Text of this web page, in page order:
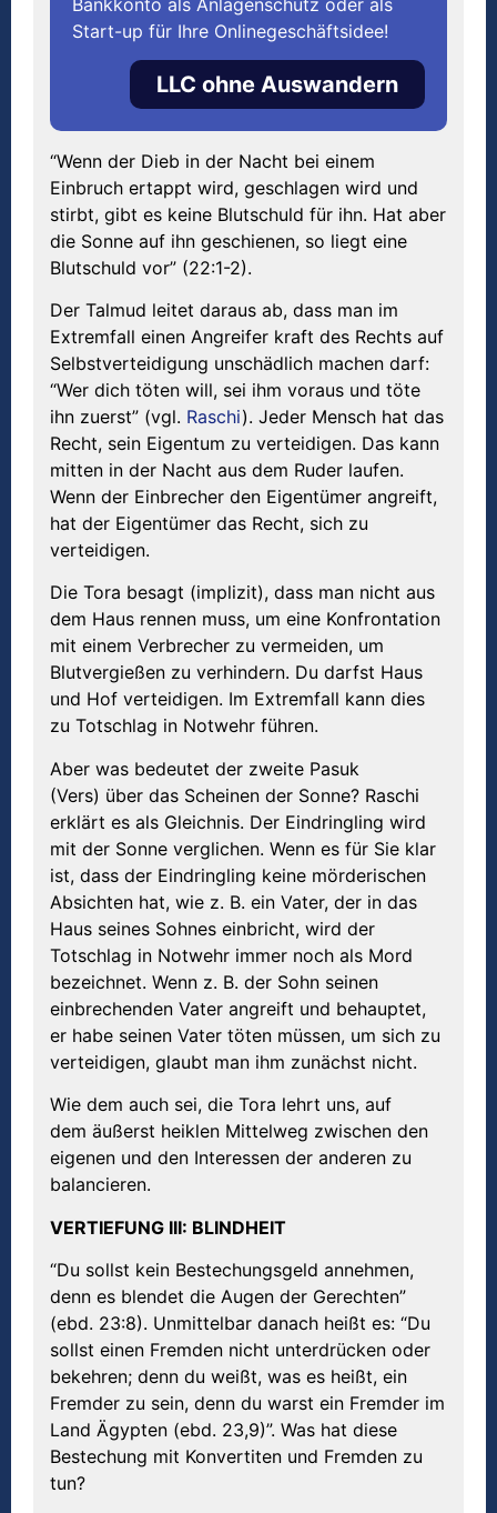
Start-up für Ihre Onlinegeschäftsidee!
LLC ohne Auswandern
“Wenn der Dieb in der Nacht bei einem
Einbruch ertappt wird, geschlagen wird und
stirbt, gibt es keine Blutschuld für ihn. Hat aber
die Sonne auf ihn geschienen, so liegt eine
Blutschuld vor” (22:1-2).
Der Talmud leitet daraus ab, dass man im
Extremfall einen Angreifer kraft des Rechts auf
Selbstverteidigung unschädlich machen darf:
“Wer dich töten will, sei ihm voraus und töte
ihn zuerst” (vgl. Raschi). Jeder Mensch hat das
Recht, sein Eigentum zu verteidigen. Das kann
mitten in der Nacht aus dem Ruder laufen.
Wenn der Einbrecher den Eigentümer angreift,
hat der Eigentümer das Recht, sich zu
verteidigen.
Die Tora besagt (implizit), dass man nicht aus
dem Haus rennen muss, um eine Konfrontation
mit einem Verbrecher zu vermeiden, um
Blutvergießen zu verhindern. Du darfst Haus
und Hof verteidigen. Im Extremfall kann dies
zu Totschlag in Notwehr führen.
Aber was bedeutet der zweite Pasuk
(Vers) über das Scheinen der Sonne? Raschi
erklärt es als Gleichnis. Der Eindringling wird
mit der Sonne verglichen. Wenn es für Sie klar
ist, dass der Eindringling keine mörderischen
Absichten hat, wie z. B. ein Vater, der in das
Haus seines Sohnes einbricht, wird der
Totschlag in Notwehr immer noch als Mord
bezeichnet. Wenn z. B. der Sohn seinen
einbrechenden Vater angreift und behauptet,
er habe seinen Vater töten müssen, um sich zu
verteidigen, glaubt man ihm zunächst nicht.
Wie dem auch sei, die Tora lehrt uns, auf
dem äußerst heiklen Mittelweg zwischen den
eigenen und den Interessen der anderen zu
balancieren.
VERTIEFUNG III: BLINDHEIT
“Du sollst kein Bestechungsgeld annehmen,
denn es blendet die Augen der Gerechten”
(ebd. 23:8). Unmittelbar danach heißt es: “Du
sollst einen Fremden nicht unterdrücken oder
bekehren; denn du weißt, was es heißt, ein
Fremder zu sein, denn du warst ein Fremder im
Land Ägypten (ebd. 23,9)”. Was hat diese
Bestechung mit Konvertiten und Fremden zu
tun?